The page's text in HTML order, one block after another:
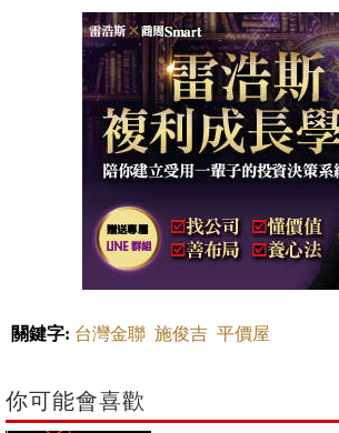
關鍵字: 台灣金聯 施俊吉 平價屋
你可能會喜歡